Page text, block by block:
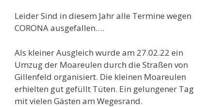
Leider Sind in diesem Jahr alle Termine wegen
CORONA ausgefallen….
Als kleiner Ausgleich wurde am 27.02.22 ein
Umzug der Moareulen durch die Straßen von
Gillenfeld organisiert. Die kleinen Moareulen
erhielten gut gefüllt Tüten. Ein gelungener Tag
mit vielen Gästen am Wegesrand.